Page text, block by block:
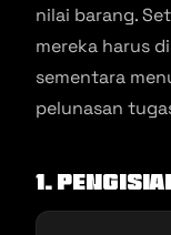
nilai barang.
mereka harus
sementara
pelunasan
1.